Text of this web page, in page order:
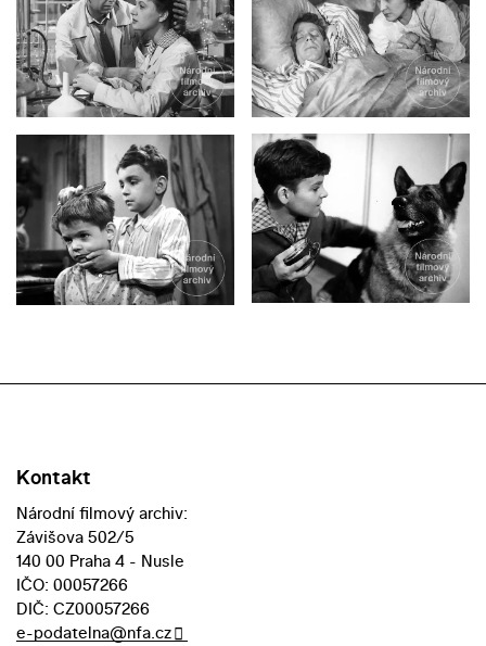
Kontakt
Národní filmový archiv:
Závišova 502/5
140 00 Praha 4 - Nusle
IČO: 00057266
DIČ: CZ00057266
e-podatelna@nfa.cz